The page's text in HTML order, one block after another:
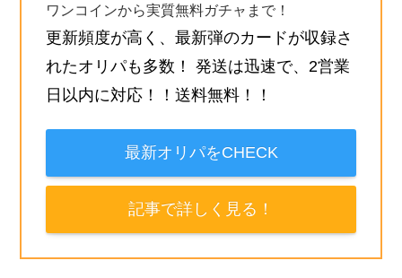
ワンコインから実質無料ガチャまで！
更新頻度が高く、最新弾のカードが収録さ
れたオリパも多数！ 発送は迅速で、2営業
日以内に対応！！送料無料！！
最新オリパをCHECK
記事で詳しく見る！